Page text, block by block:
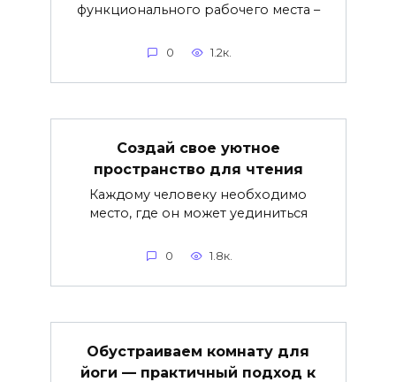
функционального рабочего места –
0 1.2к.
Создай свое уютное
пространство для чтения
Каждому человеку необходимо
место, где он может уединиться
0 1.8к.
Обустраиваем комнату для
йоги — практичный подход к